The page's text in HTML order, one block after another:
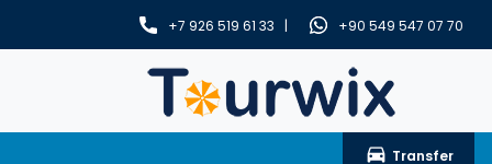
+7 926 519 61 33 | +90 549 547 07 70
drive_eta Transfer